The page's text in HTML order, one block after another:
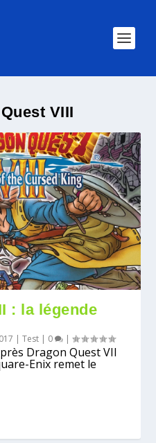
VIII
: la légende
|Test | 0 |
Dragon Quest VII
Enix remet le